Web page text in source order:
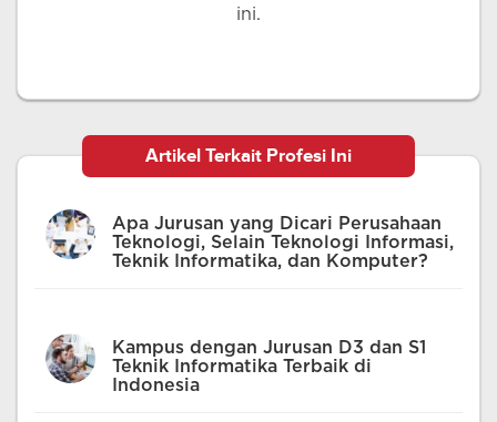
ini.
Artikel Terkait Profesi Ini
Apa Jurusan yang Dicari Perusahaan
Teknologi, Selain Teknologi Informasi,
Teknik Informatika, dan Komputer?
Kampus dengan Jurusan D3 dan S1
Teknik Informatika Terbaik di
Indonesia